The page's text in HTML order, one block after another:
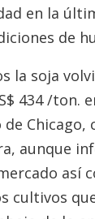
en la
de
la soja
434 /ton.
Chicago,
aunque
así
cultivos